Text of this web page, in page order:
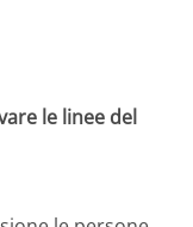
le linee del